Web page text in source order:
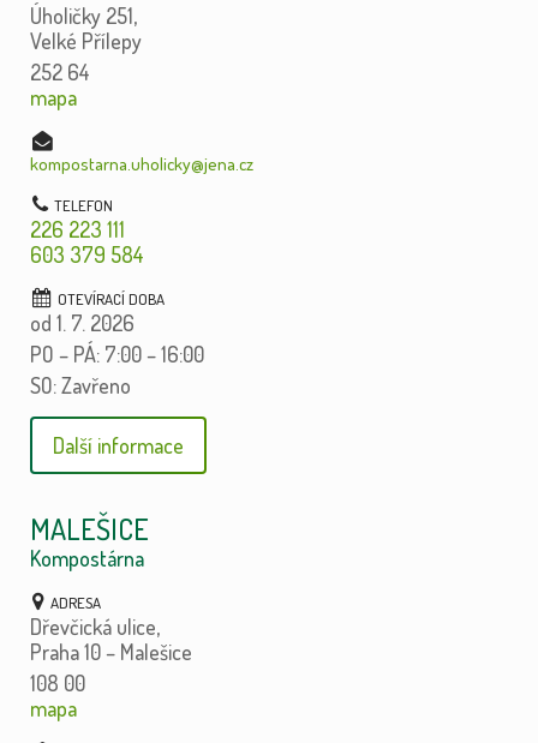
Úholičky 251,
Velké Přílepy
252 64
mapa
kompostarna.uholicky@jena.cz
226 223 111
603 379 584
od 1. 7. 2026
PO – PÁ: 7:00 – 16:00
SO: Zavřeno
Další informace
MALEŠICE
Kompostárna
Dřevčická ulice,
Praha 10 – Malešice
108 00
mapa